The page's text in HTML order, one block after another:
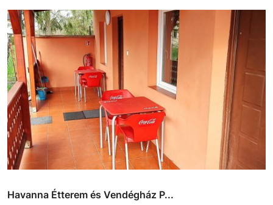
Havanna Étterem és Vendégház P...